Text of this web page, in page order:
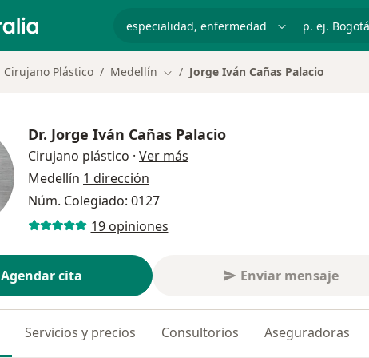
p. ej. Bogotá
Cirujano Plástico Medellín Cambiar de ciudad
Jorge Iván Cañas Palacio
Dr. Jorge Iván Cañas Palacio
Cirujano plástico · Ver más
Medellín 1 dirección
Núm. Colegiado: 0127
19 opiniones
Agendar cita Enviar mensaje
Servicios y precios Consultorios Aseguradoras